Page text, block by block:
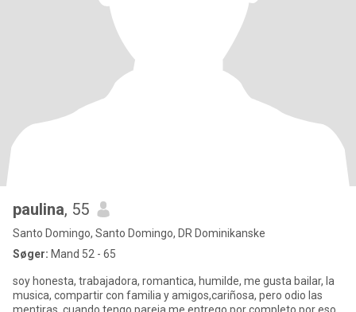
paulina, 55
Santo Domingo, Santo Domingo, DR Dominikanske
Søger: Mand 52 - 65
soy honesta, trabajadora, romantica, humilde, me gusta bailar, la
musica, compartir con familia y amigos,cariñosa, pero odio las